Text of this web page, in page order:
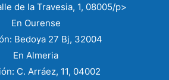
de la Travesia, 1, 08005/p>
En Ourense
Bedoya 27 Bj, 32004
En Almeria
C. Arráez, 11, 04002